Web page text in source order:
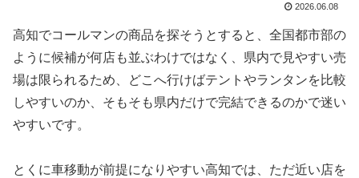
2026.06.08
高知でコールマンの商品を探そうとすると、全国都市部の
ように候補が何店も並ぶわけではなく、県内で見やすい売
場は限られるため、どこへ行けばテントやランタンを比較
しやすいのか、そもそも県内だけで完結できるのかで迷い
やすいです。
とくに車移動が前提になりやすい高知では、ただ近い店を